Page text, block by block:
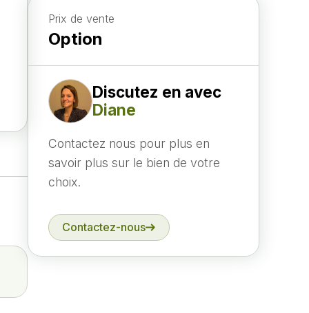
Prix de vente
Option
Discutez en avec
Diane
Contactez nous pour plus en
savoir plus sur le bien de votre
choix.
Contactez-nous